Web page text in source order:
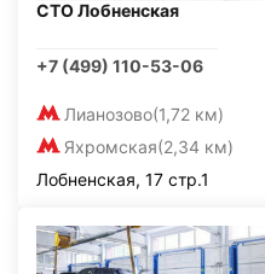
СТО Лобненская
+7 (499) 110-53-06
Лианозово(1,72 км)
Яхромская(2,34 км)
Лобненская, 17 стр.1